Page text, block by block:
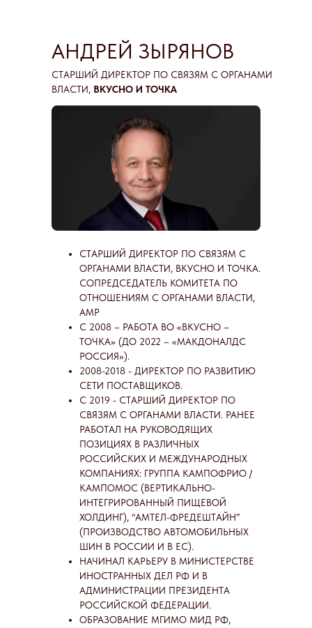
СТАРШИЙ ДИРЕКТОР ПО СВЯЗЯМ С
ОРГАНАМИ ВЛАСТИ, ВКУСНО И ТОЧКА.
СОПРЕДСЕДАТЕЛЬ КОМИТЕТА ПО
ОТНОШЕНИЯМ С ОРГАНАМИ ВЛАСТИ,
АМР
C 2008 – РАБОТА ВО «ВКУСНО –
ТОЧКА» (ДО 2022 – «МАКДОНАЛДС
РОССИЯ»).
2008-2018 - ДИРЕКТОР ПО РАЗВИТИЮ
СЕТИ ПОСТАВЩИКОВ.
С 2019 - СТАРШИЙ ДИРЕКТОР ПО
СВЯЗЯМ С ОРГАНАМИ ВЛАСТИ. РАНЕЕ
РАБОТАЛ НА РУКОВОДЯЩИХ
ПОЗИЦИЯХ В РАЗЛИЧНЫХ
РОССИЙСКИХ И МЕЖДУНАРОДНЫХ
КОМПАНИЯХ: ГРУППА КАМПОФРИО /
КАМПОМОС (ВЕРТИКАЛЬНО-
ИНТЕГРИРОВАННЫЙ ПИЩЕВОЙ
ХОЛДИНГ), “АМТЕЛ-ФРЕДЕШТАЙН”
(ПРОИЗВОДСТВО АВТОМОБИЛЬНЫХ
ШИН В РОССИИ И В ЕС).
НАЧИНАЛ КАРЬЕРУ В МИНИСТЕРСТВЕ
ИНОСТРАННЫХ ДЕЛ РФ И В
АДМИНИСТРАЦИИ ПРЕЗИДЕНТА
РОССИЙСКОЙ ФЕДЕРАЦИИ.
ОБРАЗОВАНИЕ МГИМО МИД РФ,
СТАРШИЙ ДИРЕКТОР ПО СВЯЗЯМ С ОРГАНАМИ
ВЛАСТИ, ВКУСНО И ТОЧКА
АНДРЕЙ ЗЫРЯНОВ